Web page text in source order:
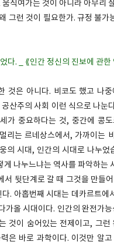
직여가는 것이 아니라 아무리
그런 것이 필요한가. 규정 불가
. _ ⟪인간 정신의 진보에 관한
것은 아니다. 비코도 했고 나
산주의 사회 이런 식으로 나눈
가 중요하다는 것, 중간에 콩
는 르네상스에서, 가까이는
의 시대, 인간의 시대로 나누
나누느냐는 역사를 파악하는
뒷단계로 갈 때 그것을 만들
. 아홉번째 시대는 데카르트에
가올 시대이다. 인간의 완전가
것이 숨어있는 전제이고, 그런
은 바로 과학이다. 이것만 알